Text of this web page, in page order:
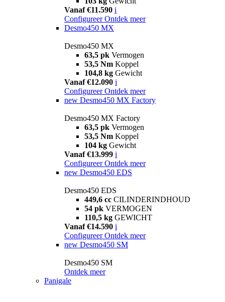
Vanaf €11.590 i
Configureer Ontdek meer
Desmo450 MX
Desmo450 MX
63,5 pk Vermogen
53,5 Nm Koppel
104,8 kg Gewicht
Vanaf €12.090 i
Configureer Ontdek meer
new Desmo450 MX Factory
Desmo450 MX Factory
63,5 pk Vermogen
53,5 Nm Koppel
104 kg Gewicht
Vanaf €13.999 i
Configureer Ontdek meer
new Desmo450 EDS
Desmo450 EDS
449,6 cc CILINDERINDHOUD
54 pk VERMOGEN
110,5 kg GEWICHT
Vanaf €14.590 i
Configureer Ontdek meer
new Desmo450 SM
Desmo450 SM
Ontdek meer
Panigale